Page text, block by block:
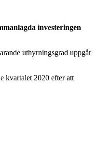
investeringen
uthyrningsgrad uppgår
kvartalet 2020 efter att